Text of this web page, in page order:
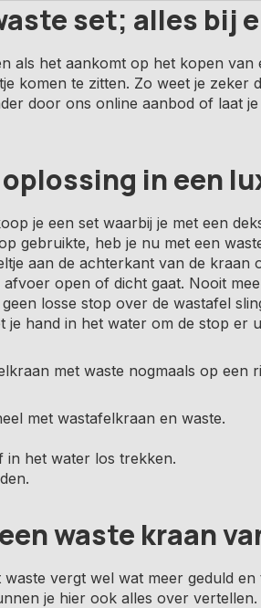
set; alles bij
als het aankomt op het kopen
komen te zitten. Zo weet je zeker
door ons online aanbod of laat
in een
je een set waarbij je met een
gebruikte, heb je nu met een
aan de achterkant van de
open of dicht gaat. Nooit
losse stop over de wastafel
hand in het water om de stop er
met waste nogmaals op een
met wastafelkraan en waste.
in het water los trekken.
waste kraan
vergt wel wat meer geduld
je hier ook alles over